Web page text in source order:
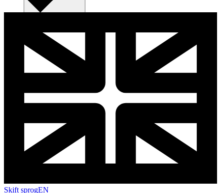
Skift sprogEN